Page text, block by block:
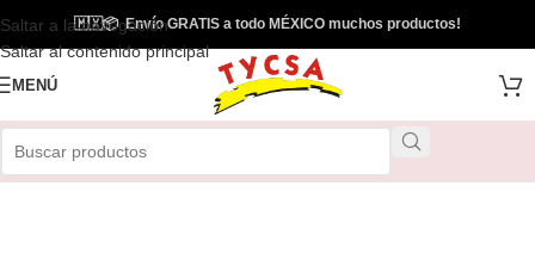
Saltar a la navegación
Saltar al contenido principal
🇲🇽📦Envío GRATIS a todo MÉXICO muchos productos!
MENÚ